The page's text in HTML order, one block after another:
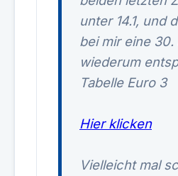
unter 14.1, und
bei mir eine 30.
wiederum
Tabelle Euro 3
Hier klicken
Vielleicht mal